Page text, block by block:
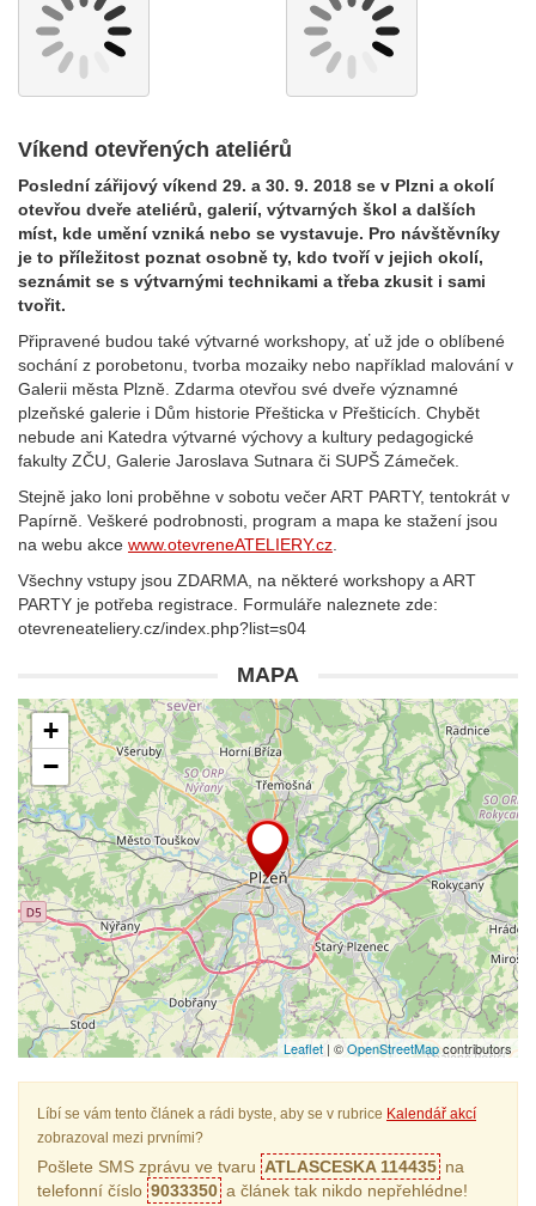
Víkend otevřených ateliérů
Poslední zářijový víkend 29. a 30. 9. 2018 se v Plzni a okolí
otevřou dveře ateliérů, galerií, výtvarných škol a dalších
míst, kde umění vzniká nebo se vystavuje. Pro návštěvníky
je to příležitost poznat osobně ty, kdo tvoří v jejich okolí,
seznámit se s výtvarnými technikami a třeba zkusit i sami
tvořit.
Připravené budou také výtvarné workshopy, ať už jde o oblíbené
sochání z porobetonu, tvorba mozaiky nebo například malování v
Galerii města Plzně. Zdarma otevřou své dveře významné
plzeňské galerie i Dům historie Přešticka v Přešticích. Chybět
nebude ani Katedra výtvarné výchovy a kultury pedagogické
fakulty ZČU, Galerie Jaroslava Sutnara či SUPŠ Zámeček.
Stejně jako loni proběhne v sobotu večer ART PARTY, tentokrát v
Papírně. Veškeré podrobnosti, program a mapa ke stažení jsou
na webu akce www.otevreneATELIERY.cz
Všechny vstupy jsou ZDARMA, na některé workshopy a ART
PARTY je potřeba registrace. Formuláře naleznete zde:
otevreneateliery.cz/index.php?list=s04
MAPA
+
−
Leaflet | ©OpenStreetMapcontributors
Líbí se vám tento článek a rádi byste, aby se v rubrice Kalendář akcí
zobrazoval mezi prvními?
Pošlete SMS zprávu ve tvaru ATLASCESKA 114435 na
telefonní číslo 9033350 a článek tak nikdo nepřehlédne!